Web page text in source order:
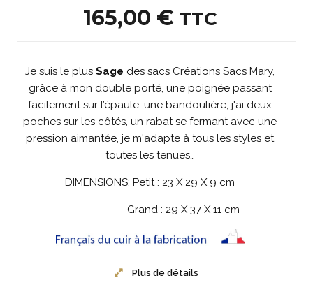
165,00 € TTC
Je suis le plus Sage des sacs Créations Sacs Mary,
grâce à mon double porté, une poignée passant
facilement sur l’épaule, une bandoulière, j'ai deux
poches sur les côtés, un rabat se fermant avec une
pression aimantée, je m'adapte à tous les styles et
toutes les tenues…
DIMENSIONS: Petit : 23 X 29 X 9 cm
Grand : 29 X 37 X 11 cm
Plus de détails
Petit Floriane Cuir...